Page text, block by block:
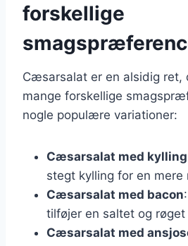
forskellige
Cæsarsalat er en alsidig ret,
mange forskellige
nogle populære variationer:
Cæsarsalat med kylling
stegt kylling for en
Cæsarsalat med bacon
tilføjer en saltet og røget
Cæsarsalat med